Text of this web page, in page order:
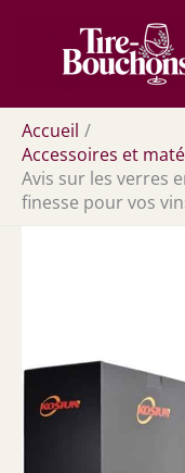
contenu
Accueil
Accessoires et
Avis sur les verres
finesse pour vos